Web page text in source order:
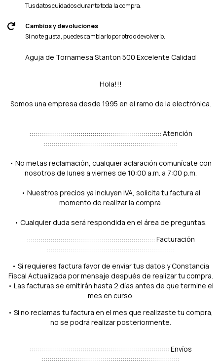
Tus datos cuidados durante toda la compra.
Cambios y devoluciones
Si no te gusta, puedes cambiarlo por otro o devolverlo.
Aguja de Tornamesa Stanton 500 Excelente Calidad
Hola!!!
Somos una empresa desde 1995 en el ramo de la electrónica.
::::::::::::::::::::::::::::::::::::::::::::::::::::::::::::::::::: Atención
::::::::::::::::::::::::::::::::::::::::::::::::::::::::::::::::::::
• No metas reclamación, cualquier aclaración comunícate con
nosotros de lunes a viernes de 10:00 a.m. a 7:00 p.m.
• Nuestros precios ya incluyen IVA, solicita tu factura al
momento de realizar la compra.
• Cualquier duda será respondida en el área de preguntas.
::::::::::::::::::::::::::::::::::::::::::::::::::::::::::::::::: Facturación
:::::::::::::::::::::::::::::::::::::::::::::::::::::::::::::::::
• Si requieres factura favor de enviar tus datos y Constancia
Fiscal Actualizada por mensaje después de realizar tu compra.
• Las facturas se emitirán hasta 2 días antes de que termine el
mes en curso.
• Si no reclamas tu factura en el mes que realizaste tu compra,
no se podrá realizar posteriormente.
::::::::::::::::::::::::::::::::::::::::::::::::::::::::::::::::::::::: Envíos
::::::::::::::::::::::::::::::::::::::::::::::::::::::::::::::::::::::